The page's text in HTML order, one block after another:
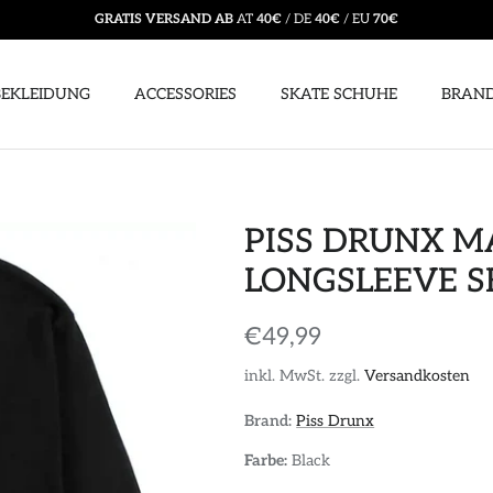
GRATIS VERSAND AB AT 40€ / DE 40€ / EU 70€
ACCESSORIES SKATE SCHUHE
PISS DRUNX
LONGSLEEVE
€49,99
inkl. MwSt. zzgl.Versandkosten
Brand: Piss Drunx
Farbe: Black